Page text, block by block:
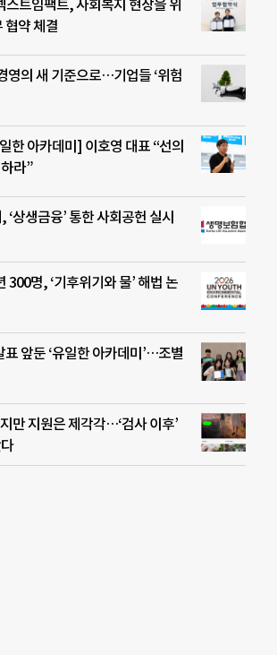
스트임팩트, 사회복지 현장을 위
협약 체결
영의 새 기준으로…기업들 ‘위험
한 아카데미] 이호영 대표 “선의
라”
‘상생금융’ 통한 사회공헌 실시
300명, ‘기후위기와 물’ 해법 논
앞둔 ‘유일한 아카데미’…조별
만 지원은 제각각…‘검사 이후’